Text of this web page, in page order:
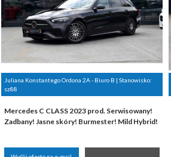
Juliana Konstantego Ordona 2A - Biuro B | Stanowisko:
sz88
Mercedes C CLASS 2023 prod. Serwisowany!
Zadbany! Jasne skóry! Burmester! Mild Hybrid!